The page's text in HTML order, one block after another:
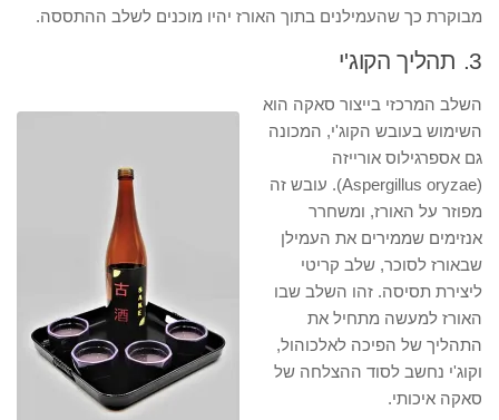
מבוקרת כך שהעמילנים בתוך האורז יהיו מוכנים לשלב ההתססה.
3. תהליך הקוג'י
השלב המרכזי בייצור סאקה הוא
השימוש בעובש הקוג'י, המכונה
גם אספרגילוס אורייזה
(Aspergillus oryzae). עובש זה
מפוזר על האורז, ומשחרר
אנזימים שממירים את העמילן
שבאורז לסוכר, שלב קריטי
ליצירת תסיסה. זהו השלב שבו
האורז למעשה מתחיל את
התהליך של הפיכה לאלכוהול,
וקוג'י נחשב לסוד ההצלחה של
סאקה איכותי.